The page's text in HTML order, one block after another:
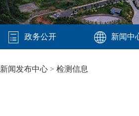
政务公开 新闻中
新闻发布中心 > 检测信息